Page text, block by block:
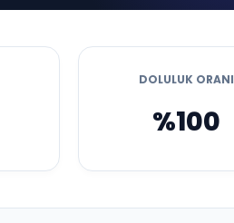
DOLULUK ORANI
%100